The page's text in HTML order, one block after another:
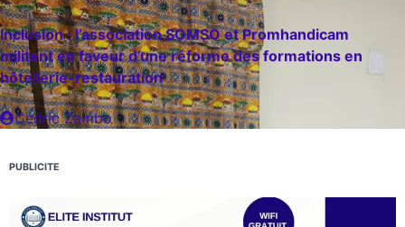
Inclusion : l’association SOMSO et Promhandicam
militent en faveur d’une réforme des formations en
hôtellerie-restauration
Cédric Zambo
PUBLICITE